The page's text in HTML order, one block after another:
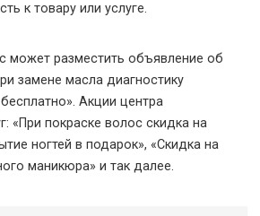
к товару или услуге.
может разместить объявление об
замене масла диагностику
Акции центра
«При покраске волос скидка на
ногтей в подарок», «Скидка на
маникюра» и так далее.